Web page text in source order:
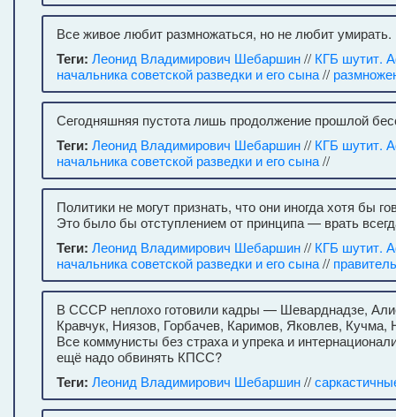
Все живое любит размножаться, но не любит умирать.
Теги: Леонид Владимирович Шебаршин// КГБ шутит.
начальника советской разведки и его сына//
Сегодняшняя пустота лишь продолжение прошлой
Теги: Леонид Владимирович Шебаршин// КГБ шутит.
начальника советской разведки и его сына//
Политики не могут признать, что они иногда хотя бы
Это было бы отступлением от принципа — врать
Теги: Леонид Владимирович Шебаршин// КГБ шутит.
начальника советской разведки и его сына//
В СССР неплохо готовили кадры — Шеварднадзе,
Кравчук, Ниязов, Горбачев, Каримов, Яковлев, Кучма,
Все коммунисты без страха и упрека и
ещё надо обвинять КПСС?
Теги: Леонид Владимирович Шебаршин//